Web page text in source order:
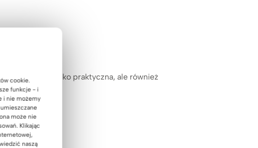
cookie.
funkcje - i
i nie możemy
może nie
Klikając
naszą
jest nie tylko praktyczna, ale również